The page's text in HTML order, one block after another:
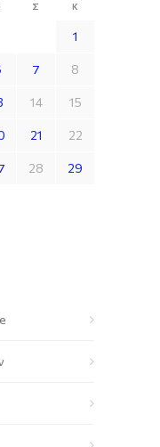
Σ Κ
1
7 8
14 15
21 22
28 29